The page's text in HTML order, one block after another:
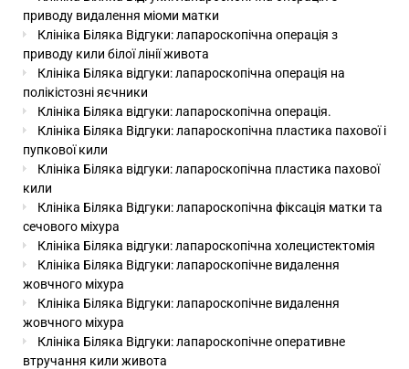
приводу видалення міоми матки
Клініка Біляка Відгуки: лапароскопічна операція з
приводу кили білої лінії живота
Клініка Біляка відгуки: лапароскопічна операція на
полікістозні яєчники
Клініка Біляка відгуки: лапароскопічна операція.
Клініка Біляка Відгуки: лапароскопічна пластика пахової і
пупкової кили
Клініка Біляка відгуки: лапароскопічна пластика пахової
кили
Клініка Біляка Відгуки: лапароскопічна фіксація матки та
сечового міхура
Клініка Біляка відгуки: лапароскопічна холецистектомія
Клініка Біляка Відгуки: лапароскопічне видалення
жовчного міхура
Клініка Біляка Відгуки: лапароскопічне видалення
жовчного міхура
Клініка Біляка Відгуки: лапароскопічне оперативне
втручання кили живота